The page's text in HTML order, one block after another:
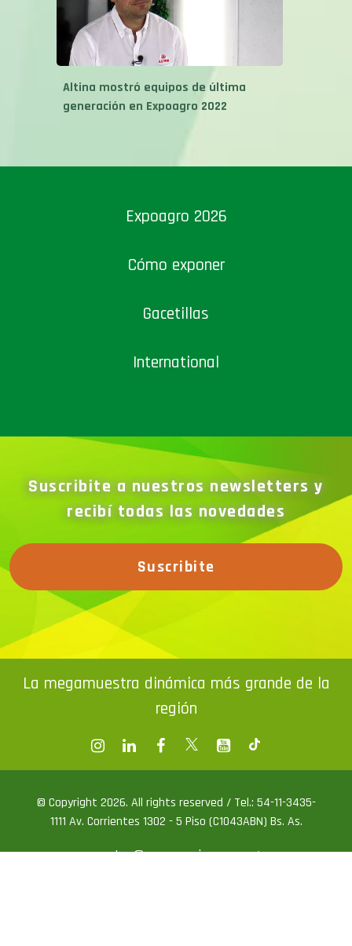
Altina mostró equipos de última
generación en Expoagro 2022
Expoagro 2026
Cómo exponer
Gacetillas
International
Suscribite a nuestros newsletters y
recibí todas las novedades
Suscribite
La megamuestra dinámica más grande de la
región
© Copyright 2026. All rights reserved / Tel.: 54-11-3435-
1111 Av. Corrientes 1302 - 5 Piso (C1043ABN) Bs. As.
ventas@exponenciar.com.ar/